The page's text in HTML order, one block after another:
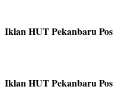
Iklan HUT Pekanbaru Pos
Iklan HUT Pekanbaru Pos